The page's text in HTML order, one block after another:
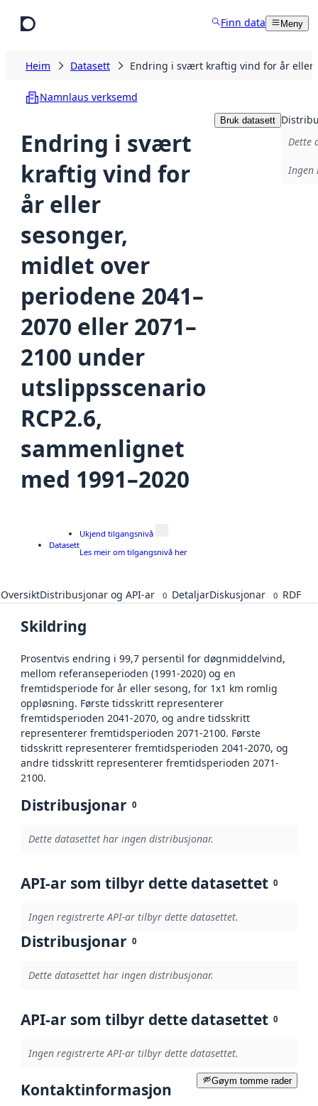
Finn data Meny
Heim Datasett Endring i svært kraftig vind for år eller
Namnlaus verksemd
Endring i svært
kraftig vind for
år eller
sesonger,
midlet over
periodene 2041–
2070 eller 2071–
2100 under
utslippsscenario
RCP2.6,
sammenlignet
med 1991–2020
Bruk datasett
Dette
Ingen
Datasett
Ukjend tilgangsnivå
Les meir om tilgangsnivå her
OversiktDistribusjonar og API-ar 0 DetaljarDiskusjonar 0 RDF
Skildring
Prosentvis endring i 99,7 persentil for døgnmiddelvind,
mellom referanseperioden (1991-2020) og en
fremtidsperiode for år eller sesong, for 1x1 km romlig
oppløsning. Første tidsskritt representerer
fremtidsperioden 2041-2070, og andre tidsskritt
representerer fremtidsperioden 2071-2100. Første
tidsskritt representerer fremtidsperioden 2041-2070, og
andre tidsskritt representerer fremtidsperioden 2071-
2100.
Distribusjonar 0
Dette datasettet har ingen distribusjonar.
API-ar som tilbyr dette datasettet 0
Ingen registrerte API-ar tilbyr dette datasettet.
Distribusjonar 0
Dette datasettet har ingen distribusjonar.
API-ar som tilbyr dette datasettet 0
Ingen registrerte API-ar tilbyr dette datasettet.
Gøym tomme rader
Kontaktinformasjon